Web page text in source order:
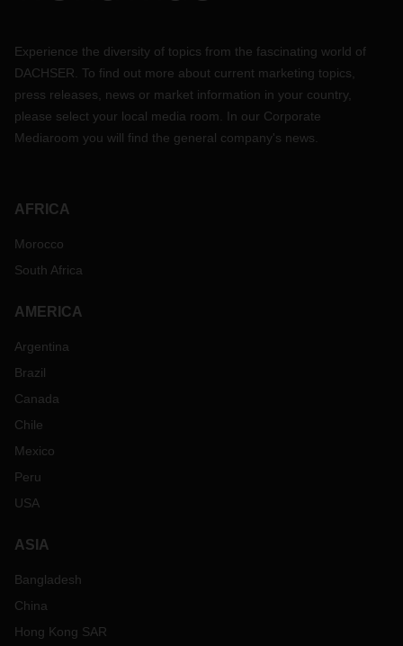
Experience the diversity of topics from the fascinating world of
DACHSER. To find out more about current marketing topics,
press releases, news or market information in your country,
please select your local media room. In our Corporate
Mediaroom you will find the general company's news.
AFRICA
Morocco
South Africa
AMERICA
Argentina
Brazil
Canada
Chile
Mexico
Peru
USA
ASIA
Bangladesh
China
Hong Kong SAR